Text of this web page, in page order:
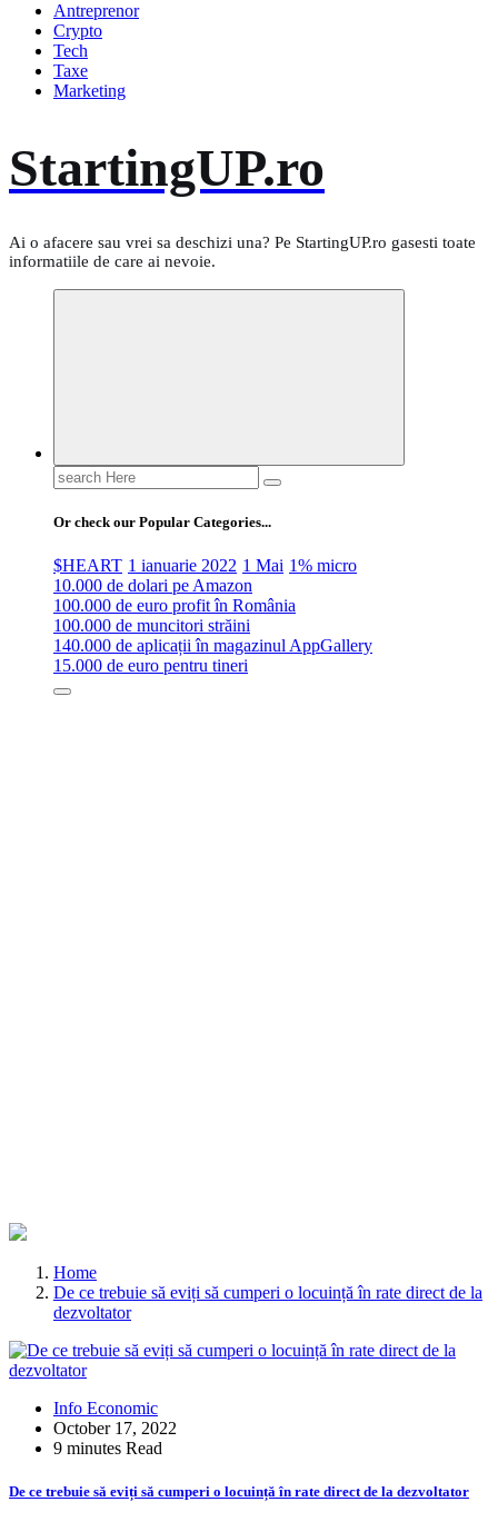
Antreprenor
Crypto
Tech
Taxe
Marketing
StartingUP.ro
Ai o afacere sau vrei sa deschizi una? Pe StartingUP.ro gasesti toate
informatiile de care ai nevoie.
Search
for:
Or check our Popular Categories...
$HEART 1 ianuarie 2022 1 Mai 1% micro
10.000 de dolari pe Amazon
100.000 de euro profit în România
100.000 de muncitori străini
140.000 de aplicații în magazinul AppGallery
15.000 de euro pentru tineri
Home
De ce trebuie să eviți să cumperi o locuință în rate direct de la
dezvoltator
Info Economic
October 17, 2022
9 minutes Read
De ce trebuie să eviți să cumperi o locuință în rate direct de la dezvoltator